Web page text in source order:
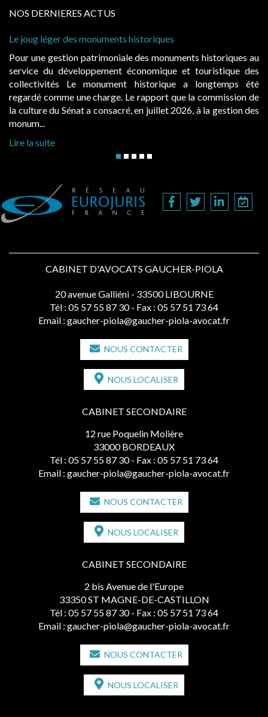
NOS DERNIERES ACTUS
des monuments historiques
patrimoniale des monuments historiques au
développement économique et touristique des
Le monument historique a longtemps été
une charge. Le rapport que la commission de
Sénat a consacré, en juillet 2026, à la gestion des
Evocatrices
également
public, elles
CABINET D'AVOCATS GAUCHER-PIOLA
20 avenue Galliéni - 33500 LIBOURNE
Tél : 05 57 55 87 30 - Fax : 05 57 51 73 64
Email : gaucher-piola@gaucher-piola-avocat.fr
NOUS CONTACTER
NOUS LOCALISER
CABINET SECONDAIRE
12 rue Poquelin Molière
33000 BORDEAUX
Tél : 05 57 55 87 30 - Fax : 05 57 51 73 64
Email : gaucher-piola@gaucher-piola-avocat.fr
NOUS CONTACTER
NOUS LOCALISER
CABINET SECONDAIRE
2 bis Avenue de l'Europe
33350 ST MAGNE-DE-CASTILLON
Tél : 05 57 55 87 30 - Fax : 05 57 51 73 64
Email : gaucher-piola@gaucher-piola-avocat.fr
NOUS CONTACTER
NOUS LOCALISER